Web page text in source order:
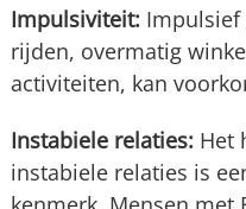
Impulsiviteit:Impulsief
rijden, overmatig
activiteiten, kan
Instabiele relaties:Het
instabiele relaties is